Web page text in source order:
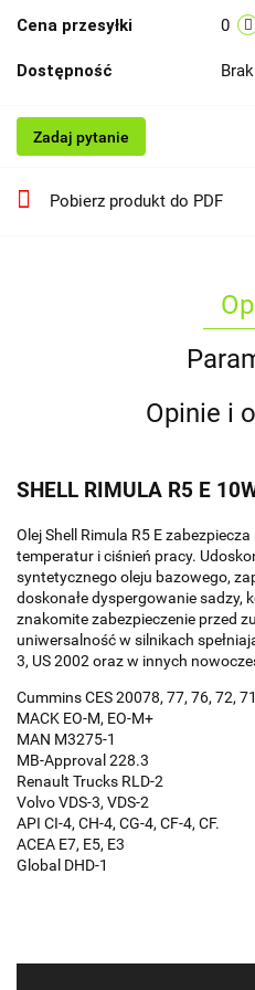
Cena przesyłki 0
Dostępność
Zadaj pytanie
Pobierz produkt do PDF
Opinie i
SHELL RIMULA R5 E
Olej Shell Rimula R5 E
temperatur i ciśnień pracy.
syntetycznego oleju bazowego,
doskonałe dyspergowanie sadzy,
znakomite zabezpieczenie przed
uniwersalność w silnikach
3, US 2002 oraz w innych
Cummins CES 20078, 77, 76, 72, 71
MACK EO-M, EO-M+
MAN M3275-1
MB-Approval 228.3
Renault Trucks RLD-2
Volvo VDS-3, VDS-2
API CI-4, CH-4, CG-4, CF-4, CF.
ACEA E7, E5, E3
Global DHD-1